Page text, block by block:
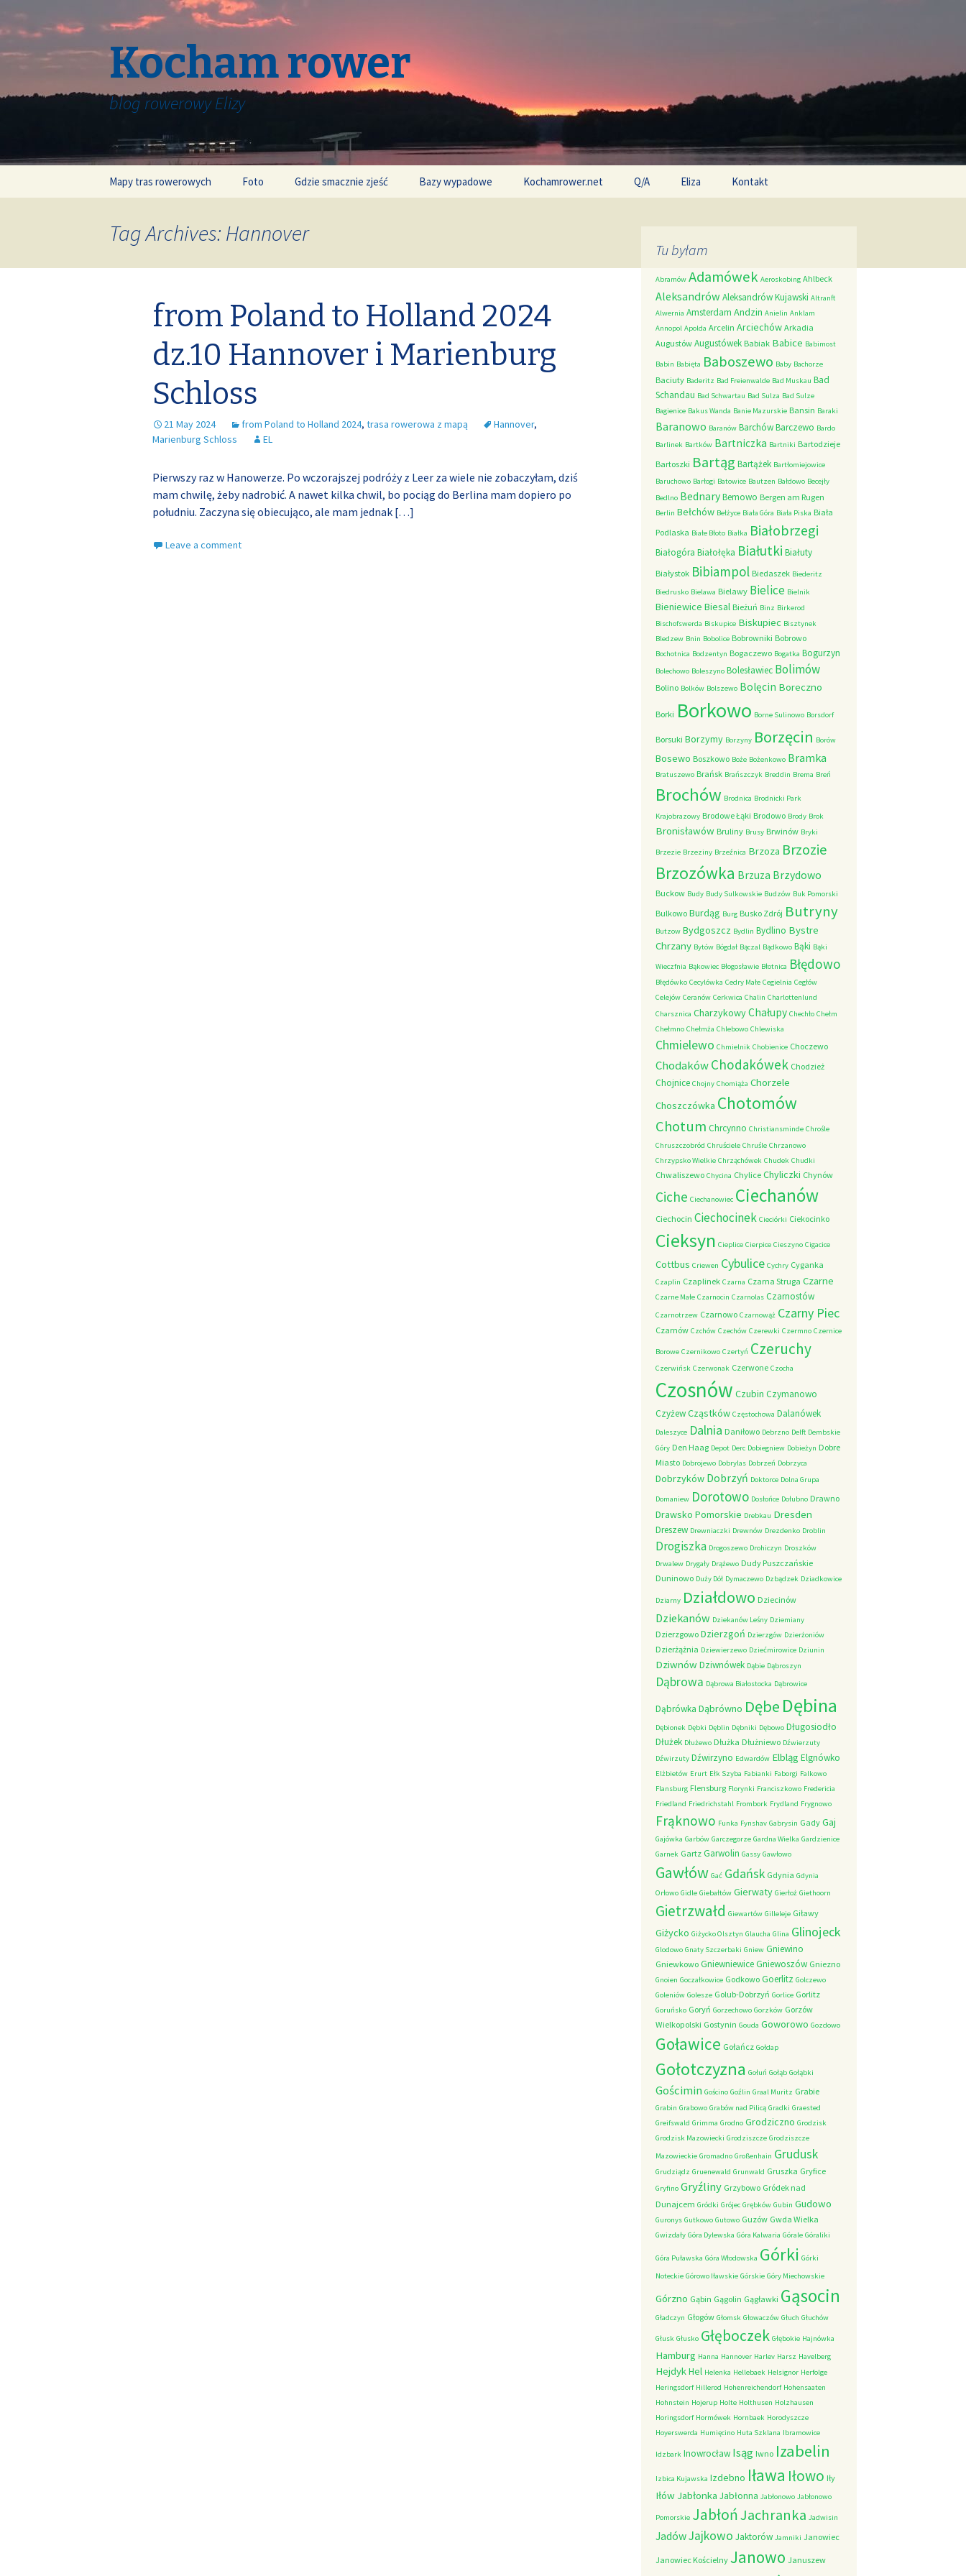
Kocham rower
blog rowerowy Elizy
Mapy tras rowerowych Foto Gdzie smacznie zjeść Bazy wypadowe Kochamrower.net Q/A Eliza Kontakt
Tag Archives: Hannover
from Poland to Holland 2024
dz.10 Hannover i Marienburg
Schloss
21 May 2024 from Poland to Holland 2024, trasa rowerowa z mapą Hannover,
Marienburg Schloss
EL
Pierwszy raz w Hanowerze. Po wczorajszej podróży z Leer za wiele nie zobaczyłam, dziś
mam chwilę, żeby nadrobić. A nawet kilka chwil, bo pociąg do Berlina mam dopiero po
południu. Zaczyna się obiecująco, ale mam jednak […]
Leave a comment
Tu byłam
Abramów Adamówek Aeroskobing Ahlbeck
AleksandrówAleksandrów Kujawski Altranft
Alwernia Amsterdam Andzin Anielin Anklam
Annopol Apolda Arcelin Arciechów Arkadia
Augustów Augustówek Babiak Babice Babimost
Babin Babięta Baboszewo Baby Bachorze
Baciuty Baderitz Bad Freienwalde Bad Muskau Bad
Schandau Bad Schwartau Bad Sulza Bad Sulze
Bagienice Bakus Wanda Banie Mazurskie Bansin Baraki
Baranowo Baranów BarchówBarczewo Bardo
Barlinek Bartków Bartniczka Bartniki Bartodzieje
Bartoszki Bartąg Bartążek Bartłomiejowice
Baruchowo Barłogi Batowice Bautzen Bałdowo Becejły
Bedlno BednaryBemowo Bergen am Rugen
Berlin Bełchów Bełżyce Biała Góra Biała Piska Biała
Podlaska Białe Błoto Białka Białobrzegi
Białogóra Białołęka Białutki Białuty
Białystok Bibiampol Biedaszek Biederitz
Biedrusko Bielawa Bielawy Bielice Bielnik
Bieniewice Biesal Bieżuń Binz Birkerod
Bischofswerda Biskupice Biskupiec Bisztynek
Bledzew Bnin Bobolice Bobrowniki Bobrowo
Bochotnica Bodzentyn Bogaczewo Bogatka Bogurzyn
Bolechowo Boleszyno Bolesławiec Bolimów
Bolino Bolków Bolszewo Bolęcin Boreczno
Borki Borkowo Borne Sulinowo Borsdorf
Borsuki Borzymy Borzyny Borzęcin Borów
Bosewo Boszkowo Boże Bożenkowo Bramka
Bratuszewo Brańsk Brańszczyk Breddin Brema Breń
Brochów Brodnica Brodnicki Park
Krajobrazowy Brodowe Łąki Brodowo Brody Brok
Bronisławów Bruliny Brusy Brwinów Bryki
Brzezie Brzeziny Brzeźnica Brzoza Brzozie
Brzozówka Brzuza Brzydowo
Buckow Budy Budy Sulkowskie Budzów Buk Pomorski
Bulkowo Burdąg Burg Busko Zdrój Butryny
Butzow Bydgoszcz Bydlin Bydlino Bystre
Chrzany Bytów Bógdał Bączal Bądkowo Bąki Bąki
Wieczfnia Bąkowiec Błogosławie Błotnica Błędowo
Błędówko Cecylówka Cedry Małe Cegielnia Cegłów
Celejów Ceranów Cerkwica Chalin Charlottenlund
Charsznica CharzykowyChałupy Chechło Chełm
Chełmno Chełmża Chlebowo Chlewiska
Chmielewo Chmielnik Chobienice Choczewo
ChodakówChodakówek Chodzież
Chojnice Chojny Chomiąża Chorzele
Choszczówka Chotomów
Chotum Chrcynno Christiansminde Chrośle
Chruszczobród Chruściele Chruśle Chrzanowo
Chrzypsko Wielkie Chrząchówek Chudek Chudki
Chwaliszewo Chycina Chylice Chyliczki Chynów
Ciche Ciechanowiec Ciechanów
Ciechocin Ciechocinek Cieciórki Ciekocinko
Cieksyn Cieplice Cierpice Cieszyno Cigacice
Cottbus Criewen Cybulice Cychry Cyganka
Czaplin Czaplinek Czarna Czarna Struga Czarne
Czarne Małe Czarnocin Czarnolas Czarnostów
Czarnotrzew Czarnowo Czarnowąż Czarny Piec
Czarnów Czchów Czechów Czerewki Czermno Czernice
Borowe Czernikowo Czertyń Czeruchy
Czerwińsk Czerwonak Czerwone Czocha
Czosnów Czubin Czymanowo
CzyżewCząstków Częstochowa Dalanówek
Daleszyce Dalnia Daniłowo Debrzno Delft Dembskie
Góry Den Haag Depot Derc Dobiegniew Dobieżyn Dobre
Miasto Dobrojewo Dobrylas Dobrzeń Dobrzyca
Dobrzyków Dobrzyń Doktorce Dolna Grupa
Domaniew Dorotowo Dosłońce Dołubno Drawno
Drawsko Pomorskie Drebkau Dresden
Dreszew Drewniaczki Drewnów Drezdenko Droblin
Drogiszka Drogoszewo Drohiczyn Droszków
Drwalew Drygały Drążewo Dudy Puszczańskie
Duninowo Duży Dół Dymaczewo Dzbądzek Dziadkowice
Dziarny Działdowo Dziecinów
Dziekanów Dziekanów Leśny Dziemiany
Dzierzgowo Dzierzgoń Dzierzgów Dzierżoniów
Dzierżążnia Dziewierzewo Dziećmirowice Dziunin
DziwnówDziwnówek Dąbie Dąbroszyn
Dąbrowa Dąbrowa Białostocka Dąbrowice
Dąbrówka Dąbrówno Dębe Dębina
Dębionek Dębki Dęblin Dębniki Dębowo Długosiodło
Dłużek Dłużewo Dłużka Dłużniewo Dźwierzuty
Dźwirzuty Dźwirzyno Edwardów Elbląg Elgnówko
Elżbietów Erurt Ełk Szyba Fabianki Faborgi Falkowo
Flansburg Flensburg Florynki Franciszkowo Fredericia
Friedland Friedrichstahl Frombork Frydland Frygnowo
Frąknowo Funka Fynshav Gabrysin Gady Gaj
Gajówka Garbów Garczegorze Gardna Wielka Gardzienice
Garnek Gartz Garwolin Gassy Gawłowo
Gawłów Gać Gdańsk Gdynia Gdynia
Orłowo Gidle Giebałtów Gierwaty Gierłoż Giethoorn
Gietrzwałd Giewartów Gilleleje Giławy
Giżycko Giżycko Olsztyn Glaucha Glina Glinojeck
Glodowo Gnaty Szczerbaki Gniew Gniewino
Gniewkowo GniewniewiceGniewoszów Gniezno
Gnoien Goczałkowice Godkowo Goerlitz Golczewo
Goleniów Golesze Golub-Dobrzyń Gorlice Gorlitz
Goruńsko Goryń Gorzechowo Gorzków Gorzów
Wielkopolski Gostynin Gouda Goworowo Gozdowo
Goławice Gołańcz Gołdap
Gołotczyzna Gołuń Gołąb Gołąbki
Gościmin Gościno Goźlin Graal Muritz Grabie
Grabin Grabowo Grabów nad Pilicą Gradki Graested
Greifswald Grimma Grodno Grodziczno Grodzisk
Grodzisk Mazowiecki Grodziszcze Grodziszcze
Mazowieckie Gromadno Großenhain Grudusk
Grudziądz Gruenewald Grunwald Gruszka Gryfice
Gryfino Gryźliny Grzybowo Gródek nad
Dunajcem Gródki Grójec Grębków Gubin Gudowo
Guronys Gutkowo Gutowo Guzów Gwda Wielka
Gwizdały Góra Dylewska Góra Kalwaria Górale Góraliki
Góra Puławska Góra Włodowska Górki Górki
Noteckie Górowo Iławskie Górskie Góry Miechowskie
Górzno Gąbin Gągolin Gągławki Gąsocin
Gładczyn Głogów Głomsk Głowaczów Głuch Głuchów
Głusk Głusko Głęboczek Głębokie Hajnówka
Hamburg Hanna Hannover Harlev Harsz Havelberg
HejdykHel Helenka Hellebaek Helsignor Herfolge
Heringsdorf Hillerod Hohenreichendorf Hohensaaten
Hohnstein Hojerup Holte Holthusen Holzhausen
Horingsdorf Hormówek Hornbaek Horodyszcze
Hoyerswerda Humięcino Huta Szklana Ibramowice
Idzbark Inowrocław Isąg Iwno Izabelin
Izbica Kujawska Izdebno Iława Iłowo Iły
Iłów Jabłonka Jabłonna Jabłonowo Jabłonowo
Pomorskie JabłońJachranka Jadwisin
JadówJajkowo Jaktorów Jamniki Janowiec
Janowiec Kościelny Janowo Januszew